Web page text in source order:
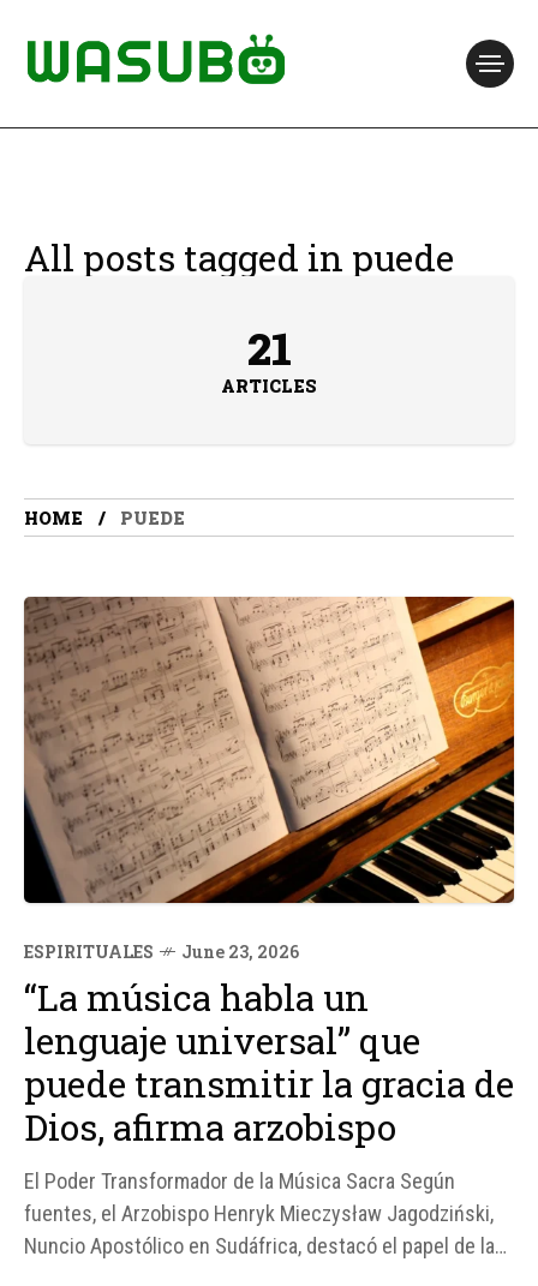
All posts tagged in puede
21
ARTICLES
HOME PUEDE
ESPIRITUALES June 23, 2026
“La música habla un
lenguaje universal” que
puede transmitir la gracia de
Dios, afirma arzobispo
El Poder Transformador de la Música Sacra Según
fuentes, el Arzobispo Henryk Mieczysław Jagodziński,
Nuncio Apostólico en Sudáfrica, destacó el papel de la